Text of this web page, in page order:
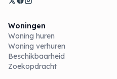
Woningen
Woning huren
Woning verhuren
Beschikbaarheid
Zoekopdracht